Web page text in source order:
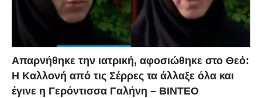
Απαρνήθηκε την ιατρική, αφοσιώθηκε στο Θεό:
Η Καλλονή από τις Σέρρες τα άλλαξε όλα και
έγινε η Γερόντισσα Γαλήνη – ΒΙΝΤΕΟ